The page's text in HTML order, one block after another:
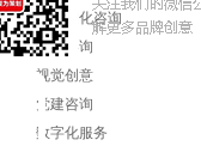
企业文化咨询
增长咨询
视觉创意
党建咨询
数字化服务